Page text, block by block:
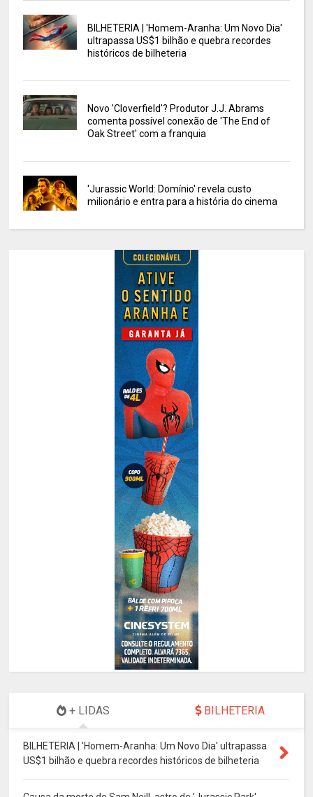
BILHETERIA | 'Homem-Aranha: Um Novo Dia'
ultrapassa US$1 bilhão e quebra recordes
históricos de bilheteria
Novo 'Cloverfield'? Produtor J.J. Abrams
comenta possível conexão de 'The End of
Oak Street' com a franquia
'Jurassic World: Domínio' revela custo
milionário e entra para a história do cinema
+ LIDAS BILHETERIA
BILHETERIA | 'Homem-Aranha: Um Novo Dia' ultrapassa
US$1 bilhão e quebra recordes históricos de bilheteria